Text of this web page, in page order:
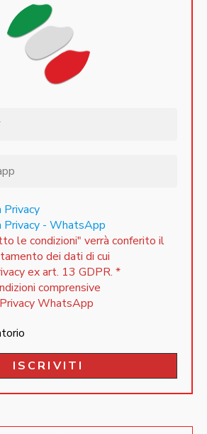
Privacy
Privacy - WhatsApp
le condizioni" verrà conferito il
dei dati di cui
ex art. 13 GDPR. *
comprensive
WhatsApp